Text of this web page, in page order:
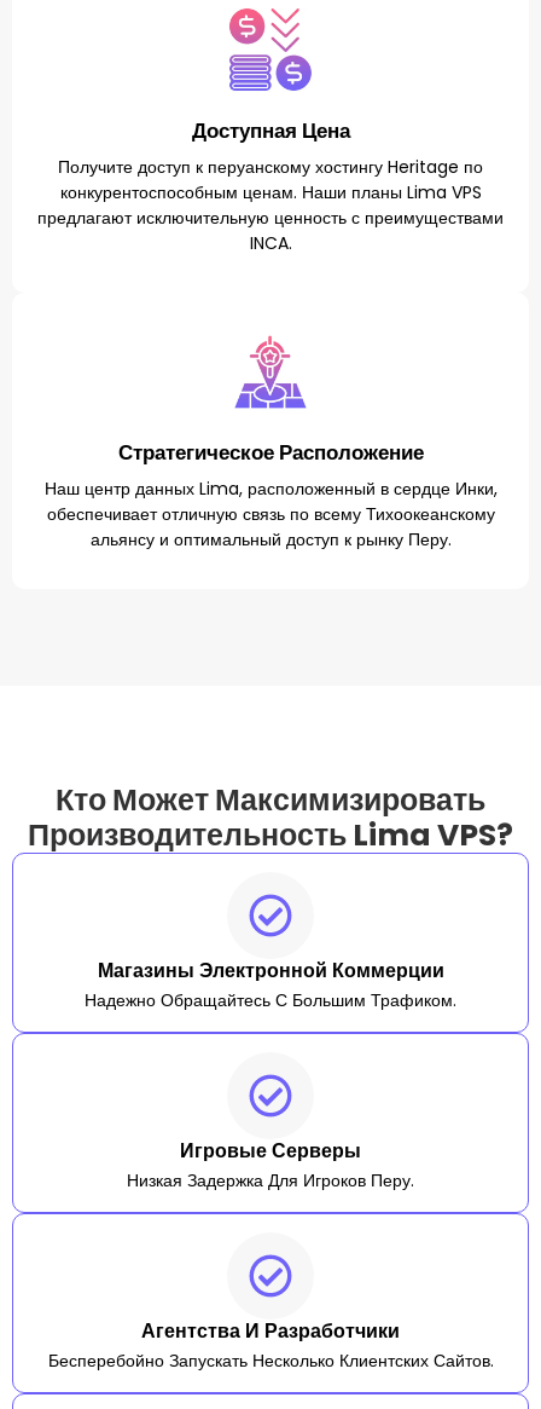
Доступная Цена
Получите доступ к перуанскому хостингу Heritage по
конкурентоспособным ценам. Наши планы Lima VPS
предлагают исключительную ценность с преимуществами
INCA.
Стратегическое Расположение
Наш центр данных Lima, расположенный в сердце Инки,
обеспечивает отличную связь по всему Тихоокеанскому
альянсу и оптимальный доступ к рынку Перу.
Кто Может Максимизировать
Производительность Lima VPS?
Магазины Электронной Коммерции
Надежно Обращайтесь С Большим Трафиком.
Игровые Серверы
Низкая Задержка Для Игроков Перу.
Агентства И Разработчики
Бесперебойно Запускать Несколько Клиентских Сайтов.